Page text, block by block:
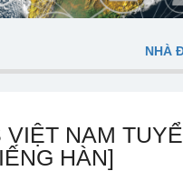
NHÀ
NAM
HÀN]